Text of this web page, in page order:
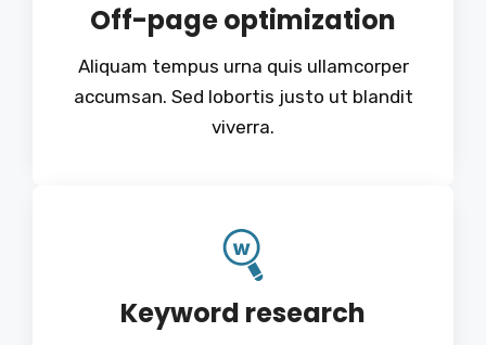
Off-page optimization
Aliquam tempus urna quis ullamcorper
accumsan. Sed lobortis justo ut blandit
viverra.
Keyword research